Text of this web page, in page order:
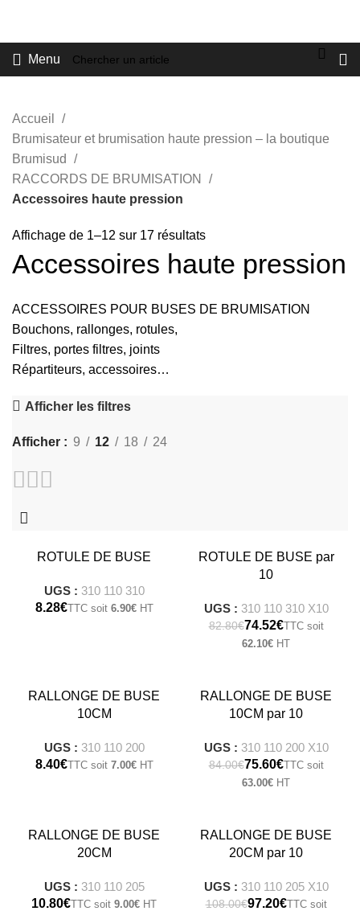
Menu
Accueil
Brumisateur et brumisation haute pression – la boutique
Brumisud
RACCORDS DE BRUMISATION
Accessoires haute pression
Affichage de 1–12 sur 17 résultats
Accessoires haute pression
ACCESSOIRES POUR BUSES DE BRUMISATION
Bouchons, rallonges, rotules,
Filtres, portes filtres, joints
Répartiteurs, accessoires…
Afficher les filtres
Afficher 9 12 18 24
ROTULE DE BUSE
UGS : 310 110 310
€
6.90€
-10%
ROTULE DE BUSE par
10
UGS : 310 110 310 X10
82.80€74.52€
62.10€
RALLONGE DE BUSE
10CM
UGS : 310 110 200
€
7.00€
-10%RALLONGE DE BUSE
10CM par 10
UGS : 310 110 200 X10
84.00€75.60€
63.00€
RALLONGE DE BUSE
20CM
UGS : 310 110 205
€
9.00€
-10%RALLONGE DE BUSE
20CM par 10
UGS : 310 110 205 X10
108.00€97.20€